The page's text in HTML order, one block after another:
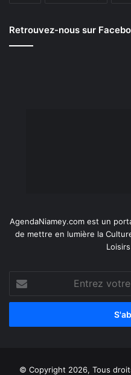
Retrouvez-nous sur
AgendaNiamey.com est un
de mettre en lumière la
votre
adresse
© Copyright 2026, Tous